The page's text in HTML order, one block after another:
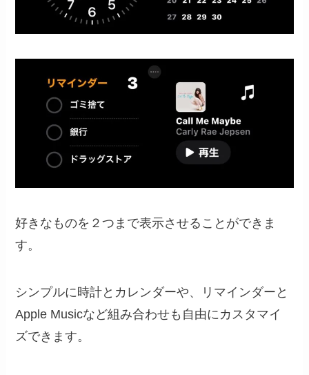
好きなものを２つまで表示させることができま
す。
シンプルに時計とカレンダーや、リマインダーと
Apple Musicなど組み合わせも自由にカスタマイ
ズできます。